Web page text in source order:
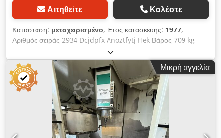
Αιτηθείτε Καλέστε
Κατάσταση: μεταχειρισμένο, Έτος κατασκευής: 1977,
Αριθμός σειράς 2934 Dcjdpfx Anoztfytj Hek Βάρος 709 kg
Ταχύτητα προώθησης: ναι, m/min Σύστημα στήριξης: MK 3
Μικρή αγγελία